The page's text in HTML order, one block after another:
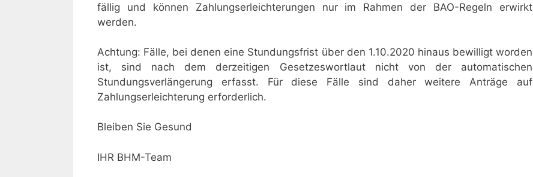
fällig und können Zahlungserleichterungen nur im Rahmen der BAO-Regeln erwirkt
werden.
Achtung: Fälle, bei denen eine Stundungsfrist über den 1.10.2020 hinaus bewilligt worden
ist, sind nach dem derzeitigen Gesetzeswortlaut nicht von der automatischen
Stundungsverlängerung erfasst. Für diese Fälle sind daher weitere Anträge auf
Zahlungserleichterung erforderlich.
Bleiben Sie Gesund
IHR BHM-Team